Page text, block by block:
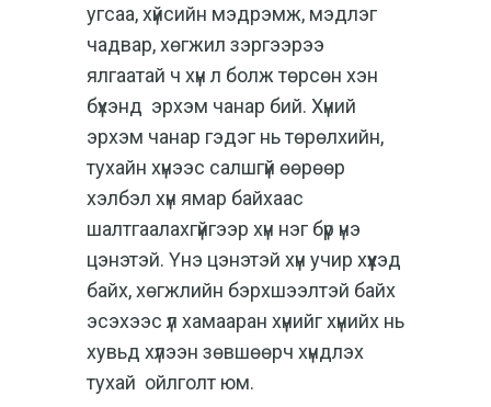
угсаа, хүйсийн мэдрэмж, мэдлэг
чадвар, хөгжил зэргээрээ
ялгаатай ч хүн л болж төрсөн хэн
бүхэнд эрхэм чанар бий. Хүний
эрхэм чанар гэдэг нь төрөлхийн,
тухайн хүнээс салшгүй өөрөөр
хэлбэл хүн ямар байхаас
шалтгаалахгүйгээр хүн нэг бүр үнэ
цэнэтэй. Үнэ цэнэтэй хүн учир хүүхэд
байх, хөгжлийн бэрхшээлтэй байх
эсэхээс үл хамааран хүнийг хүнийх нь
хувьд хүлээн зөвшөөрч хүндлэх
тухай ойлголт юм.